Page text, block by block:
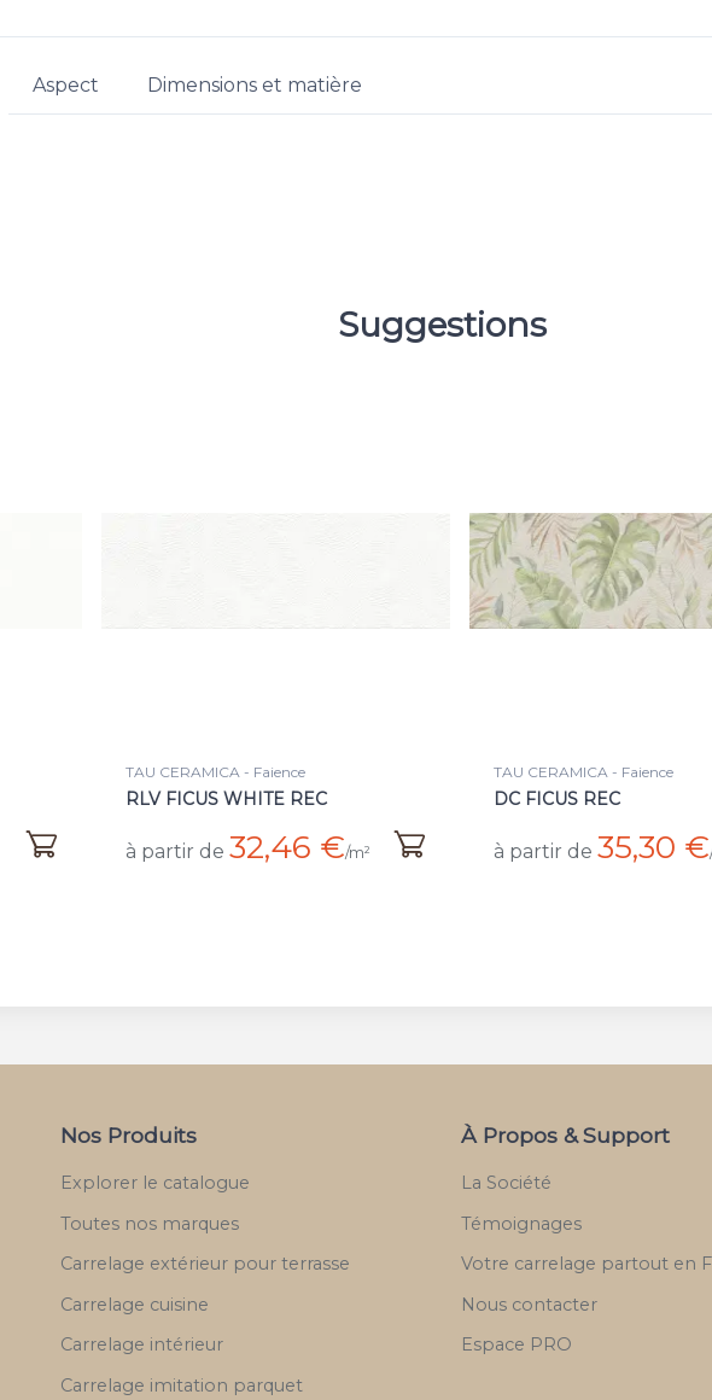
Aspect Dimensions et matière
Suggestions
TAU CERAMICA - Faience
RLV FICUS WHITE REC
à partir de 32,46 €/m²
TAU CERAMICA - Faience
DC FICUS REC
à partir de 35,30 €
Nos Produits
Explorer le catalogue
Toutes nos marques
Carrelage extérieur pour terrasse
Carrelage cuisine
Carrelage intérieur
Carrelage imitation parquet
À Propos & Support
La Société
Témoignages
Votre carrelage partout en
Nous contacter
Espace PRO